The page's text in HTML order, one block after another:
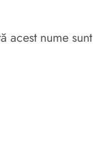
acest nume sunt